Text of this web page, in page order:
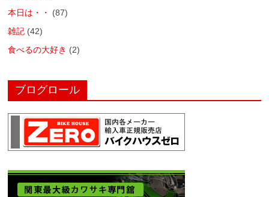
本日は・・
(87)
雑記 (42)
食べるの大好き (2)
ブログロール